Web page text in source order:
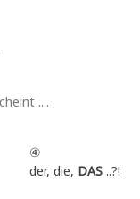
....
④
der, die, DAS..?!